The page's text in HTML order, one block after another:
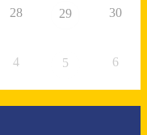
28 29 30
4 5 6